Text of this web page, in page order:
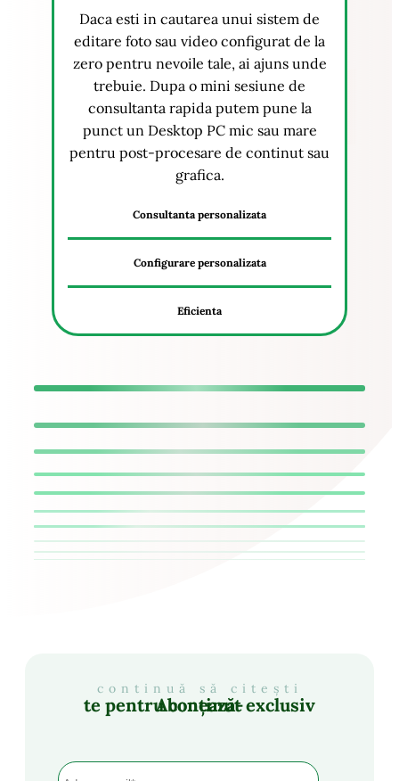
Daca esti in cautarea unui sistem de
editare foto sau video configurat de la
zero pentru nevoile tale, ai ajuns unde
trebuie. Dupa o mini sesiune de
consultanta rapida putem pune la
punct un Desktop PC mic sau mare
pentru post-procesare de continut sau
grafica.
Consultanta personalizata
Configurare personalizata
Eficienta
continuă să citești
Abonează-te pentru conținut exclusiv